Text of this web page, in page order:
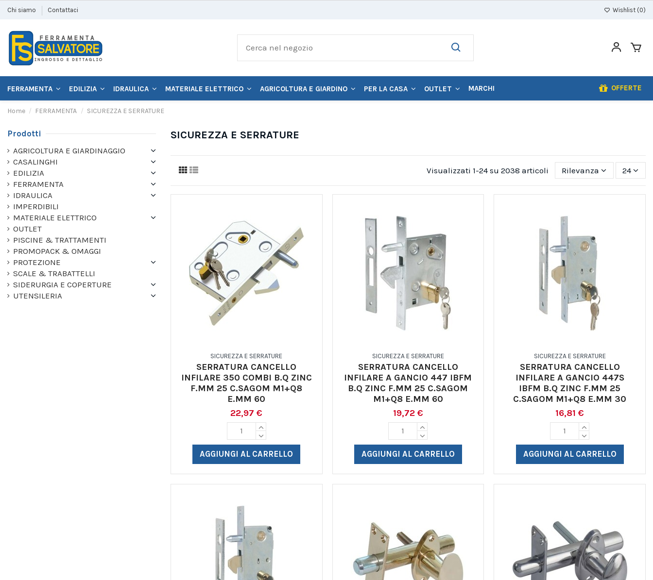
Chi siamo Contattaci Wishlist (0)
FERRAMENTA EDILIZIA IDRAULICA MATERIALE ELETTRICO AGRICOLTURA E GIARDINO PER LA CASA OUTLET OFFERTE
MARCHI
Home FERRAMENTA SICUREZZA E SERRATURE
SICUREZZA E SERRATURE
Visualizzati 1-24 su 2038 articoli Rilevanza 24
SICUREZZA E SERRATURE
SERRATURA CANCELLO
INFILARE 350 COMBI B.Q ZINC
F.MM 25 C.SAGOM M1+Q8
E.MM 60
22,97 €
AGGIUNGI AL CARRELLO
SICUREZZA E SERRATURE
SERRATURA CANCELLO
INFILARE A GANCIO 447 IBFM
B.Q ZINC F.MM 25 C.SAGOM
M1+Q8 E.MM 60
19,72 €
AGGIUNGI AL CARRELLO
SICUREZZA E SERRATURE
SERRATURA CANCELLO
INFILARE A GANCIO 447S
IBFM B.Q ZINC F.MM 25
C.SAGOM M1+Q8 E.MM 30
16,81 €
AGGIUNGI AL CARRELLO
Prodotti
AGRICOLTURA E GIARDINAGGIO
CASALINGHI
EDILIZIA
FERRAMENTA
IDRAULICA
IMPERDIBILI
MATERIALE ELETTRICO
OUTLET
PISCINE & TRATTAMENTI
PROMOPACK & OMAGGI
PROTEZIONE
SCALE & TRABATTELLI
SIDERURGIA E COPERTURE
UTENSILERIA